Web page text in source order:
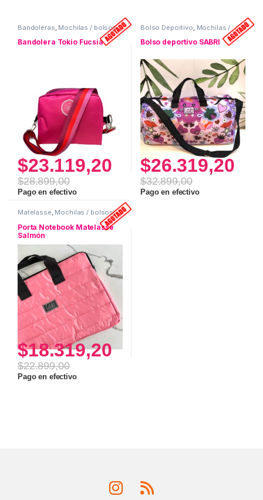
Bandoleras Mochilas / bolsos,
Uso personal
Bandolera Tokio Fucsia
$23.119,20
$28.899,00
Pago en efectivo
Bolso Deportivo Mochilas /
Bolso deportivo SABRI
$26.319,20
$32.899,00
Pago en efectivo
Matelasse, Mochilas / bolsos,
Porta Notebook Matelasse
Salmón
$18.319,20
$22.899,00
Pago en efectivo